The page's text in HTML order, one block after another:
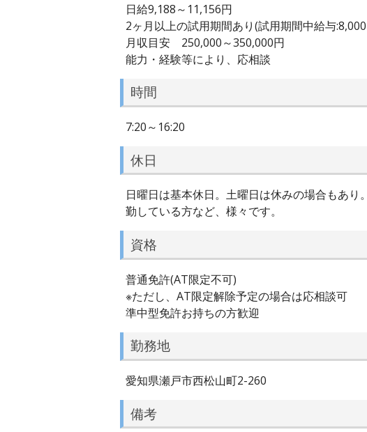
日給9,188～11,156円
2ヶ月以上の試用期間あり(試用期間中給与
月収目安 250,000～350,000円
能力・経験等により、応相談
時間
7:20～16:20
休日
日曜日は基本休日。土曜日は休みの場合もあ
勤している方など、様々です。
資格
普通免許(AT限定不可)
※ただし、AT限定解除予定の場合は応相談可
準中型免許お持ちの方歓迎
勤務地
愛知県瀬戸市西松山町2-260
備考